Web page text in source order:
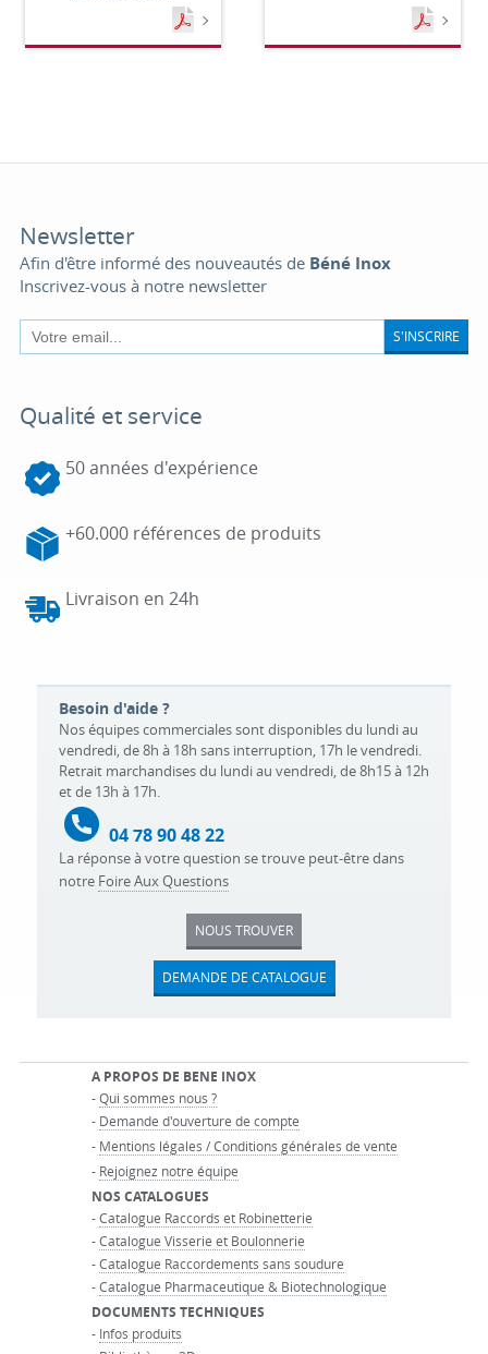
Newsletter
Afin d'être informé des nouveautés de Béné Inox
Inscrivez-vous à notre newsletter
S'INSCRIRE
Qualité et service
50 années d'expérience
+60.000 références de produits
Livraison en 24h
Besoin d'aide ?
Nos équipes commerciales sont disponibles du lundi au
vendredi, de 8h à 18h sans interruption, 17h le vendredi.
Retrait marchandises du lundi au vendredi, de 8h15 à 12h
et de 13h à 17h.
04 78 90 48 22
La réponse à votre question se trouve peut-être dans
notre Foire Aux Questions
NOUS TROUVER
DEMANDE DE CATALOGUE
A PROPOS DE BENE INOX
-Qui sommes nous ?
- Demande d'ouverture de compte
- Mentions légales / Conditions générales de vente
- Rejoignez notre équipe
NOS CATALOGUES
-Catalogue Raccords et Robinetterie
-Catalogue Visserie et Boulonnerie
-Catalogue Raccordements sans soudure
-Catalogue Pharmaceutique & Biotechnologique
DOCUMENTS TECHNIQUES
- Infos produits